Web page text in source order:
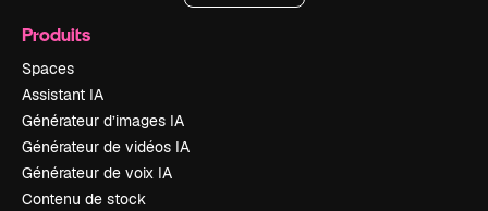
Produits
Spaces
Assistant IA
Générateur d’images IA
Générateur de vidéos IA
Générateur de voix IA
Contenu de stock